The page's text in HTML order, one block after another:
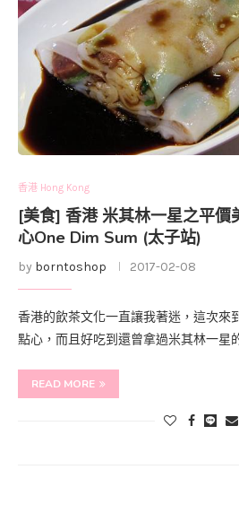
香港 Hong Kong
[美食] 香港 米其林一星之平價
心One Dim Sum (太子站)
by borntoshop 2017-02-08
香港的飲茶文化一直讓我著迷，這次來
點心，而且好吃到還曾拿過米其林一星
READ MORE